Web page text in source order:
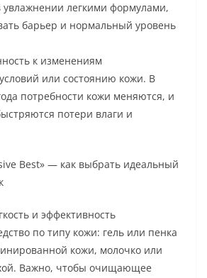
увлажнении легкими формулами,
барьер и нормальный уровень
к изменениям
или состоянию кожи. В
потребности кожи меняются, и
потери влаги и
Best» — как выбрать идеальный
и эффективность
по типу кожи: гель или пенка
кожи, молочко или
Важно, чтобы очищающее